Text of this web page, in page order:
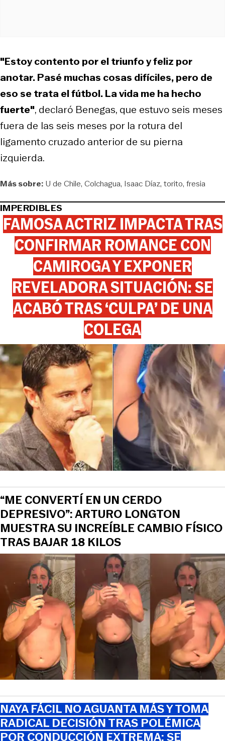
"Estoy contento por el triunfo y feliz por
anotar. Pasé muchas cosas difíciles, pero de
eso se trata el fútbol. La vida me ha hecho
fuerte", declaró Benegas, que estuvo seis meses
fuera de las seis meses por la rotura del
ligamento cruzado anterior de su pierna
izquierda.
Más sobre: U de Chile Colchagua Isaac Díaz torito fresia
IMPERDIBLES
FAMOSA ACTRIZ IMPACTA TRAS
CONFIRMAR ROMANCE CON
CAMIROGA Y EXPONER
REVELADORA SITUACIÓN: SE
ACABÓ TRAS ‘CULPA’ DE UNA
COLEGA
“ME CONVERTÍ EN UN CERDO
DEPRESIVO”: ARTURO LONGTON
MUESTRA SU INCREÍBLE CAMBIO FÍSICO
TRAS BAJAR 18 KILOS
NAYA FÁCIL NO AGUANTA MÁS Y TOMA
RADICAL DECISIÓN TRAS POLÉMICA
POR CONDUCCIÓN EXTREMA: SE